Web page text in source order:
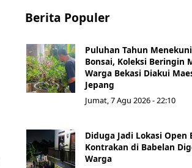
Berita Populer
Puluhan Tahun Menekuni
Bonsai, Koleksi Beringin
Warga Bekasi Diakui
Jepang
Jumat, 7 Agu 2026 - 22:10
Diduga Jadi Lokasi Open
Kontrakan di Babelan
Warga